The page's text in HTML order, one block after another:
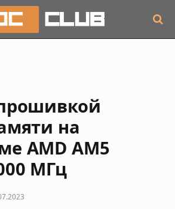
на
AMD AM5
МГц